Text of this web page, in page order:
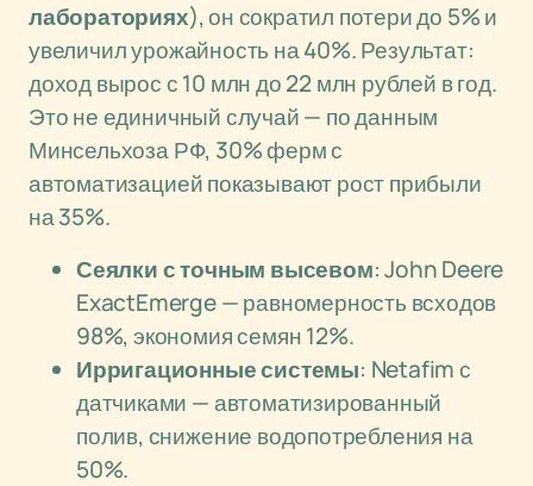
лабораториях), он сократил потери до 5% и
увеличил урожайность на 40%. Результат:
доход вырос с 10 млн до 22 млн рублей в год.
Это не единичный случай — по данным
Минсельхоза РФ, 30% ферм с
автоматизацией показывают рост прибыли
на 35%.
Сеялки с точным высевом: John Deere
ExactEmerge — равномерность всходов
98%, экономия семян 12%.
Ирригационные системы: Netafim с
датчиками — автоматизированный
полив, снижение водопотребления на
50%.